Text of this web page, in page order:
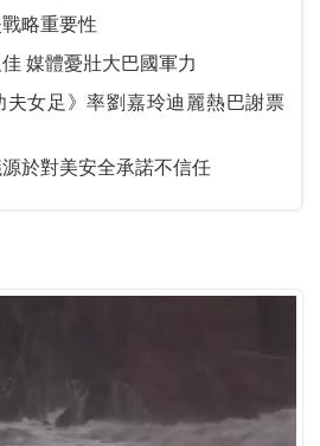
略重要性
印度與土巴關係欠佳 媒體憂壯大巴國軍力
夫女足》率劉嘉玲迪麗熱巴謝票
於對美安全承諾不信任